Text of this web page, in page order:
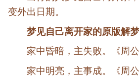
变外出日期。
梦见自己离开家的原版解
家中昏暗，主失败。《周公
家中明亮，主事成。《周公